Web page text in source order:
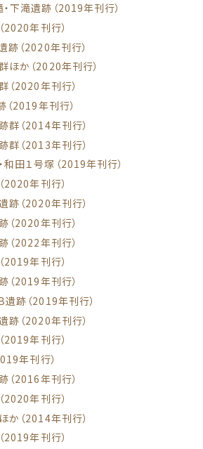
下滝遺跡（2019年刊行）
2020年刊行）
跡（2020年刊行）
ほか（2020年刊行）
（2020年刊行）
（2019年刊行）
群（2014年刊行）
群（2013年刊行）
和田１号塚（2019年刊行）
2020年刊行）
跡（2020年刊行）
（2020年刊行）
（2022年刊行）
2019年刊行）
（2019年刊行）
跡（2019年刊行）
跡（2020年刊行）
2019年刊行）
年刊行）
（2016年刊行）
2020年刊行）
か（2014年刊行）
2019年刊行）